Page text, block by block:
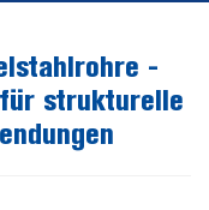
-
strukturelle